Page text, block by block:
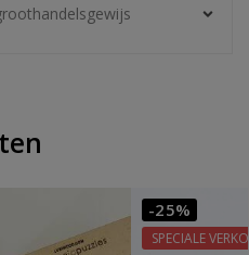
-25%
SPECIALE